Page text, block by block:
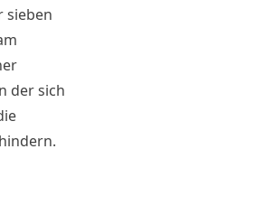
sieben
der sich